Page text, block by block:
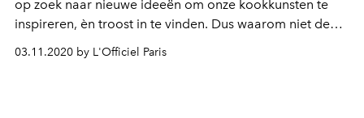
op zoek naar nieuwe ideeën om onze kookkunsten te
inspireren, èn troost in te vinden. Dus waarom niet de
onweerstaanbare zandkoekjes van Pierre Hermé zelfs
eens maken?
03.11.2020 by L'Officiel Paris